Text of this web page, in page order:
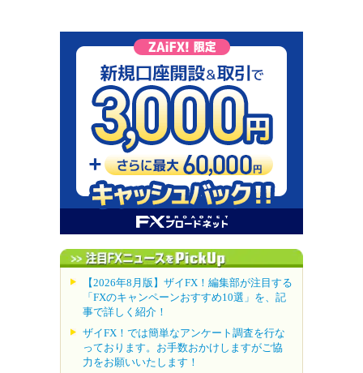
【2026年8月版】ザイFX！編集部が注目する
「FXのキャンペーンおすすめ10選」を、記
事で詳しく紹介！
ザイFX！では簡単なアンケート調査を行な
っております。お手数おかけしますがご協
力をお願いいたします！